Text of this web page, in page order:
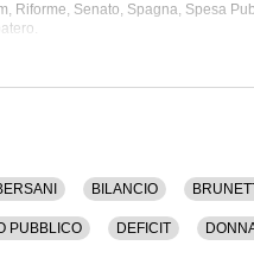
Riforme, Senato, Spagna, Spesa
BILANCIO
PUBBLICO DEFICIT